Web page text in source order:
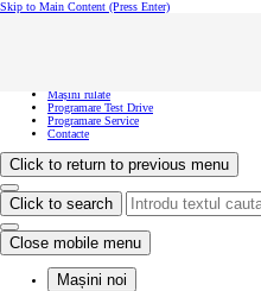
Skip to Main Content (Press Enter)
Mașini rulate
Programare Test Drive
Programare Service
Contacte
Click to return to previous menu
Click to search
Close mobile menu
Mașini noi